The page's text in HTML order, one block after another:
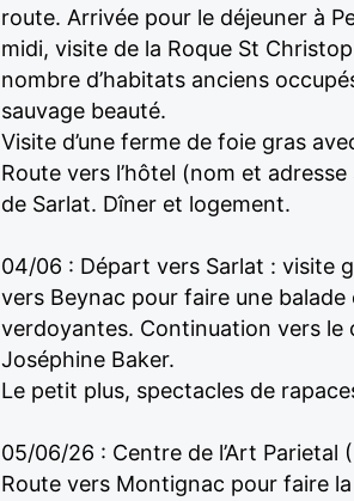
route. Arrivée pour le déjeuner à
midi, visite de la Roque St
nombre d’habitats anciens
sauvage beauté.
Visite d’une ferme de foie gras
Route vers l’hôtel (nom et
de Sarlat. Dîner et logement.
04/06 : Départ vers Sarlat : visite
vers Beynac pour faire une
verdoyantes. Continuation vers le
Joséphine Baker.
Le petit plus, spectacles de
05/06/26 : Centre de l’Art Parietal
Route vers Montignac pour faire